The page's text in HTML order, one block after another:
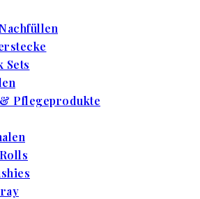
Sets
Pflegeprodukte